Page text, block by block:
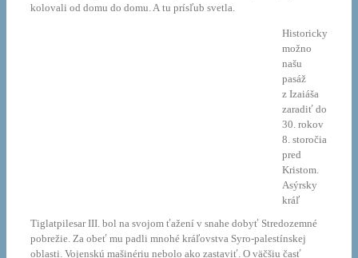
kolovali od domu do domu. A tu prísľub svetla.
Historicky
možno
našu
pasáž
z Izaiáša
zaradiť do
30. rokov
8. storočia
pred
Kristom.
Asýrsky
kráľ
Tiglatpilesar III. bol na svojom ťažení v snahe dobyť Stredozemné
pobrežie. Za obeť mu padli mnohé kráľovstva Syro-palestínskej
oblasti. Vojenskú mašinériu nebolo ako zastaviť. O väčšiu časť